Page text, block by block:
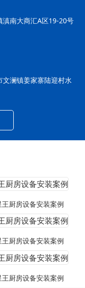
滇南大商汇A区19-20号
文澜镇姜家寨陆迎村水
王厨房设备安装案例
王厨房设备安装案例
王厨房设备安装案例